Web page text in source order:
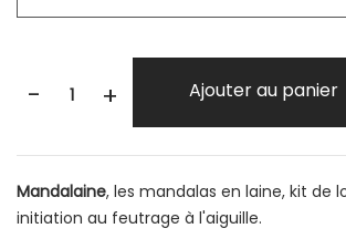
- + Ajouter au panier
Mandalaine, les mandalas en laine, kit de
initiation au feutrage à l'aiguille.